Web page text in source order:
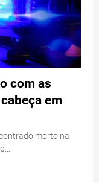
com as
em
morto na